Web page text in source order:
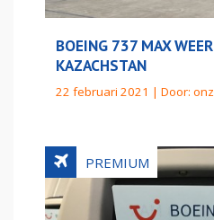
BOEING 737 MAX
KAZACHSTAN
22 februari 2021 | Door: